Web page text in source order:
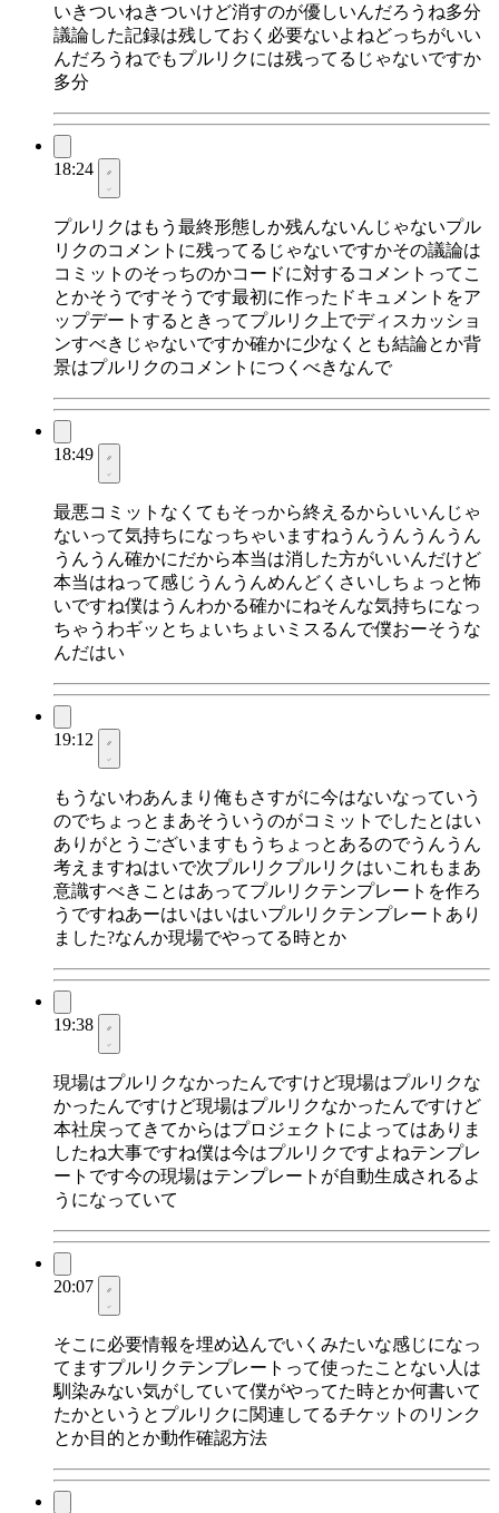
いきついねきついけど消すのが優しいんだろうね多分
議論した記録は残しておく必要ないよねどっちがいい
んだろうねでもプルリクには残ってるじゃないですか
多分
18:24
プルリクはもう最終形態しか残んないんじゃないプル
リクのコメントに残ってるじゃないですかその議論は
コミットのそっちのかコードに対するコメントってこ
とかそうですそうです最初に作ったドキュメントをア
ップデートするときってプルリク上でディスカッショ
ンすべきじゃないですか確かに少なくとも結論とか背
景はプルリクのコメントにつくべきなんで
18:49
最悪コミットなくてもそっから終えるからいいんじゃ
ないって気持ちになっちゃいますねうんうんうんうん
うんうん確かにだから本当は消した方がいいんだけど
本当はねって感じうんうんめんどくさいしちょっと怖
いですね僕はうんわかる確かにねそんな気持ちになっ
ちゃうわギッとちょいちょいミスるんで僕おーそうな
んだはい
19:12
もうないわあんまり俺もさすがに今はないなっていう
のでちょっとまあそういうのがコミットでしたとはい
ありがとうございますもうちょっとあるのでうんうん
考えますねはいで次プルリクプルリクはいこれもまあ
意識すべきことはあってプルリクテンプレートを作ろ
うですねあーはいはいはいプルリクテンプレートあり
ました?なんか現場でやってる時とか
19:38
現場はプルリクなかったんですけど現場はプルリクな
かったんですけど現場はプルリクなかったんですけど
本社戻ってきてからはプロジェクトによってはありま
したね大事ですね僕は今はプルリクですよねテンプレ
ートです今の現場はテンプレートが自動生成されるよ
うになっていて
20:07
そこに必要情報を埋め込んでいくみたいな感じになっ
てますプルリクテンプレートって使ったことない人は
馴染みない気がしていて僕がやってた時とか何書いて
たかというとプルリクに関連してるチケットのリンク
とか目的とか動作確認方法